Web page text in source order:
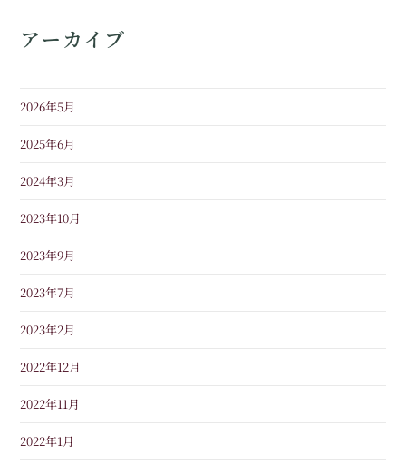
アーカイブ
2026年5月
2025年6月
2024年3月
2023年10月
2023年9月
2023年7月
2023年2月
2022年12月
2022年11月
2022年1月